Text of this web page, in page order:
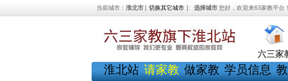
当前城市： 淮北市 [ 切换其它城市 ] 选择城市 您好，欢迎来63家教平台
六三家
淮北站 请家教 做家教 学员信息